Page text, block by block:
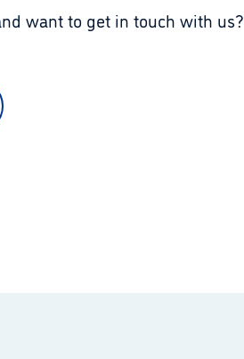
want to get in touch with us?